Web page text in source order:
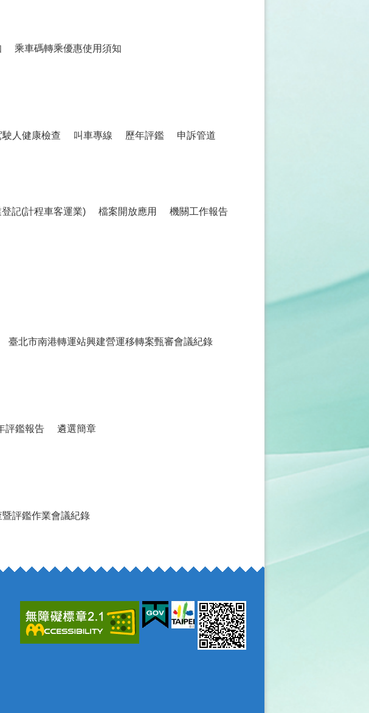
乘車碼轉乘優惠使用須知
人健康檢查 叫車專線 歷年評鑑 申訴管道
記(計程車客運業) 檔案開放應用 機關工作報告
臺北市南港轉運站興建營運移轉案甄審會議紀錄
評鑑報告 遴選簡章
評鑑作業會議紀錄